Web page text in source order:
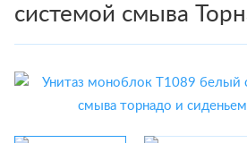
системой смыва